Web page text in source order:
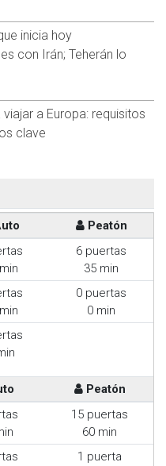
inicia hoy
con Irán; Teherán lo
a Europa: requisitos
clave
Peatón
6 puertas
35 min
0 puertas
0 min
Peatón
15 puertas
60 min
1 puerta